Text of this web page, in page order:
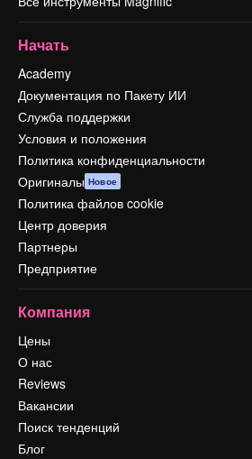
Начать
Academy
Документация по Пакету ИИ
Служба поддержки
Условия и положения
Политика конфиденциальности
Оригиналы Новое
Политика файлов cookie
Центр доверия
Партнеры
Предприятие
Компания
Цены
О нас
Reviews
Вакансии
Поиск тенденций
Блог